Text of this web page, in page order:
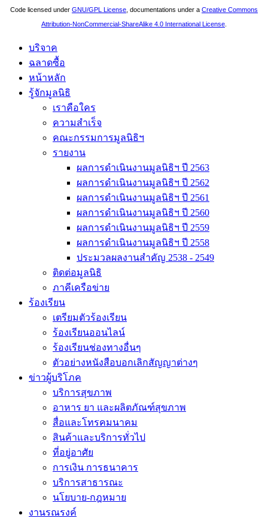
Code licensed under GNU/GPL License , documentations under a Creative Commons
Attribution-NonCommercial-ShareAlike 4.0 International License
บริจาค
ฉลาดซื้อ
หน้าหลัก
รู้จักมูลนิธิ
เราคือใคร
ความสำเร็จ
คณะกรรมการมูลนิธิฯ
รายงาน
ผลการดำเนินงานมูลนิธิฯ ปี 2563
ผลการดำเนินงานมูลนิธิฯ ปี 2562
ผลการดำเนินงานมูลนิธิฯ ปี 2561
ผลการดำเนินงานมูลนิธิฯ ปี 2560
ผลการดำเนินงานมูลนิธิฯ ปี 2559
ผลการดำเนินงานมูลนิธิฯ ปี 2558
ประมวลผลงานสำคัญ 2538 - 2549
ติดต่อมูลนิธิ
ภาคีเครือข่าย
ร้องเรียน
เตรียมตัวร้องเรียน
ร้องเรียนออนไลน์
ร้องเรียนช่องทางอื่นๆ
ตัวอย่างหนังสือบอกเลิกสัญญาต่างๆ
ข่าวผู้บริโภค
บริการสุขภาพ
อาหาร ยา และผลิตภัณฑ์สุขภาพ
สื่อและโทรคมนาคม
สินค้าและบริการทั่วไป
ที่อยู่อาศัย
การเงิน การธนาคาร
บริการสาธารณะ
นโยบาย-กฎหมาย
งานรณรงค์